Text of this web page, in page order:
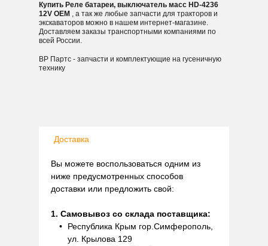
Купить Реле батареи, выключатель масс HD-4236
12V OEM , а так же любые запчасти для тракторов и
экскаваторов можно в нашем интернет-магазине.
Доставляем заказы транспортными компаниями по
всей России.
ВР Партс - запчасти и комплектующие на гусеничную
технику
Доставка
Вы можете воспользоваться одним из
ниже предусмотренных способов
доставки или предложить свой:
1. Самовывоз со склада поставщика:
Республика Крым гор.Симферополь,
ул. Крылова 129